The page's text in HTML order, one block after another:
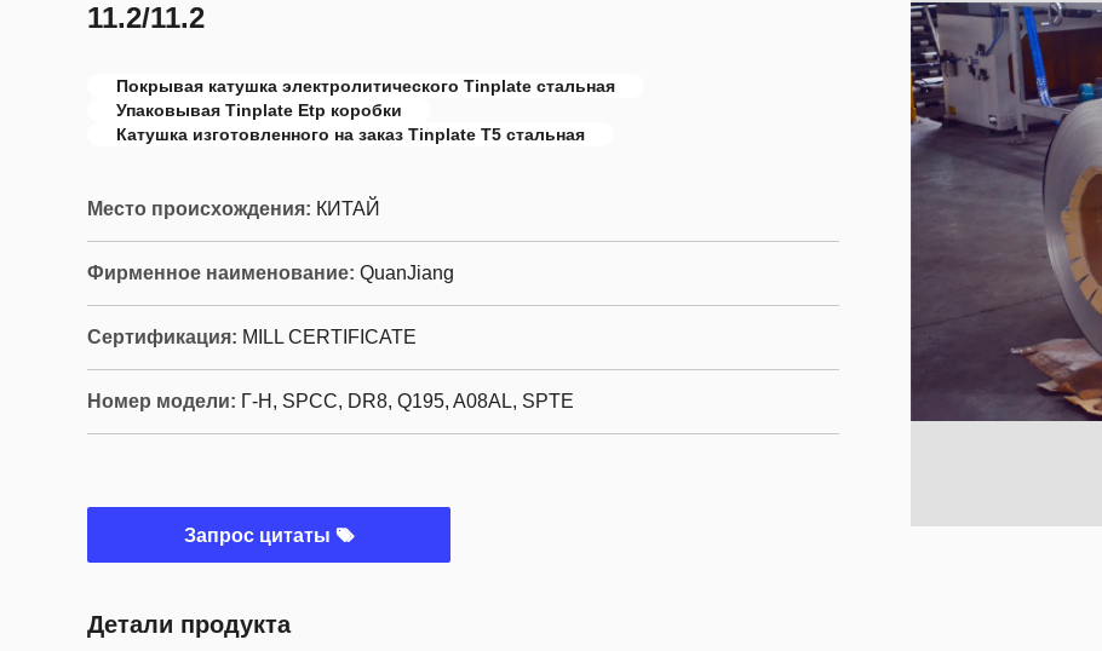
11.2/11.2
Покрывая катушка электролитического Tinplate стальная
Упаковывая Tinplate Etp коробки
Катушка изготовленного на заказ Tinplate T5 стальная
Место происхождения: КИТАЙ
Фирменное наименование: QuanJiang
Сертификация: MILL CERTIFICATE
Номер модели: Г-Н, SPCC, DR8, Q195, A08AL, SPTE
Запрос цитаты
Детали продукта